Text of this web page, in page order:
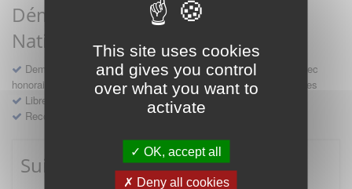
This site uses cookies
and gives you control
over what you want to
activate
OK, accept all
Deny all cookies
Démarches destinées au Conseil
National
Demande d'avis en hospitalité, en études, des conventions avec
honoraires et des demandes diverses formulées par les entreprises
Libre prestation de services
Recours
Suivre mes démarches